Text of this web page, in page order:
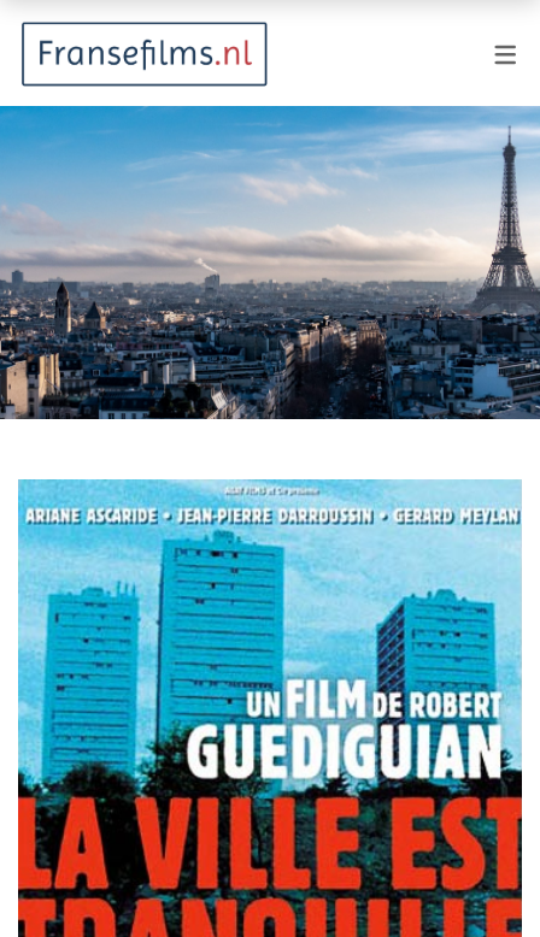
Animatie
Documentaire
Drama
Fantasy
Horror
Kostuumdrama
Misdaad
Musical
Oorlogsfilm
Romantische komedie
Thriller